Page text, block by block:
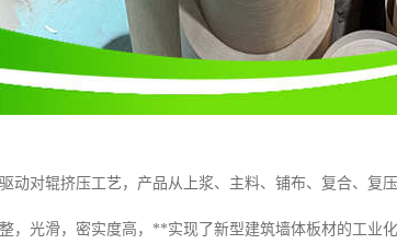
动对辊挤压工艺，产品从上浆、主料、铺布、复合、复
，光滑，密实度高，**实现了新型建筑墙体板材的工业化